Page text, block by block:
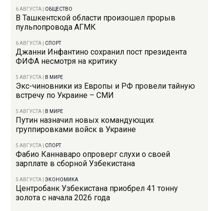
6 АВГУСТА ОБЩЕСТВО
В Ташкентской области произошел прорыв
пульпопровода АГМК
6 АВГУСТА СПОРТ
Джанни Инфантино сохранил пост президента
ФИФА несмотря на критику
5 АВГУСТА В МИРЕ
Экс-чиновники из Европы и РФ провели тайную
встречу по Украине – СМИ
5 АВГУСТА В МИРЕ
Путин назначил новых командующих
группировками войск в Украине
5 АВГУСТА СПОРТ
Фабио Каннаваро опроверг слухи о своей
зарплате в сборной Узбекистана
5 АВГУСТА |ЭКОНОМИКА
Центробанк Узбекистана приобрел 41 тонну
золота с начала 2026 года